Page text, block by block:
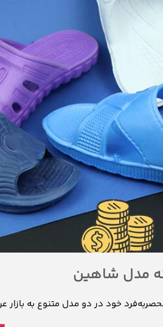
مدل شاهین
خود در دو مدل متنوع به